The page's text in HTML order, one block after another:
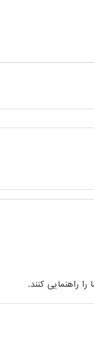
راهنمایی کنند.